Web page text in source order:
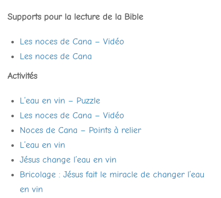
Supports pour la lecture de la Bible
Les noces de Cana – Vidéo
Les noces de Cana
Activités
L’eau en vin – Puzzle
Les noces de Cana – Vidéo
Noces de Cana – Points à relier
L’eau en vin
Jésus change l’eau en vin
Bricolage : Jésus fait le miracle de changer l’eau
en vin